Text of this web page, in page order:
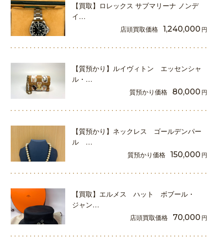
【買取】ロレックス サブマリーナ ノンデ
イ…
店頭買取価格 1,240,000 円
【質預かり】ルイヴィトン エッセンシャ
ル・…
質預かり価格 80,000 円
【質預かり】ネックレス ゴールデンパー
ル …
質預かり価格 150,000 円
【買取】エルメス ハット ボブール・
ジャン…
店頭買取価格 70,000 円